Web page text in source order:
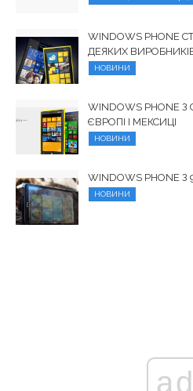
WINDOWS
ДЕЯКИХ
НОВИНИ
WINDOWS PHONE
ЄВРОПІ І МЕКСИЦІ
НОВИНИ
WINDOWS PHONE
НОВИНИ
ad